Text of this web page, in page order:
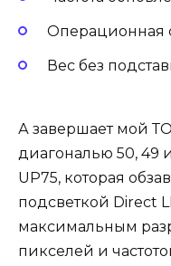
Операционная
Вес без
А завершает мой
диагональю 50, 49
UP75, которая
подсветкой Direct
максимальным
пикселей и